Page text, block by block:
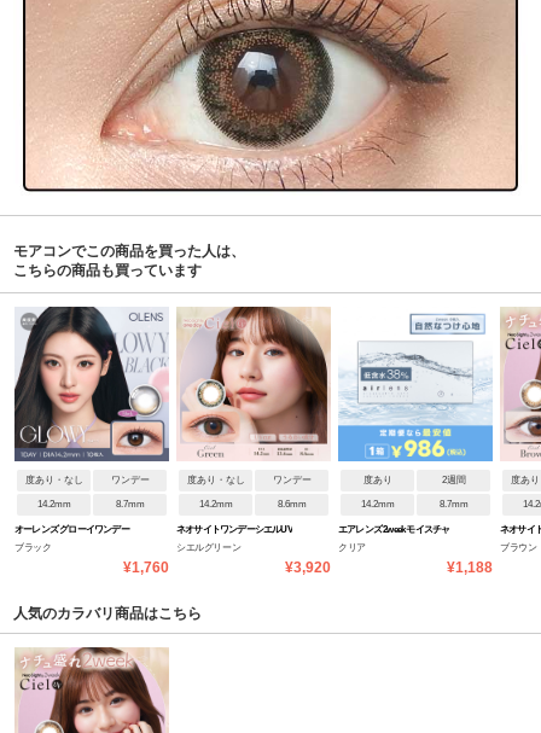
モアコンでこの商品を買った人は、
こちらの商品も買っています
度あり・なし ワンデー
14.2mm 8.7mm
オーレンズ グローイワンデー
ブラック
¥1,760
度あり・なし ワンデー
14.2mm 8.6mm
ネオサイトワンデーシエルUV
シエルグリーン
¥3,920
度あり 2週間
14.2mm 8.7mm
エアレンズ 2week モイスチャ
クリア
¥1,188
度あ
ネオサイ
ブラウン
人気のカラバリ商品はこちら